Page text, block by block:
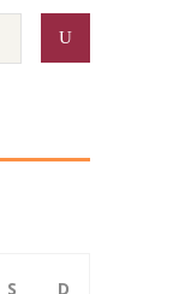
S D